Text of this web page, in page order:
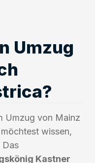
Umzug
Umzug von Mainz
wissen,
Das
Kastner